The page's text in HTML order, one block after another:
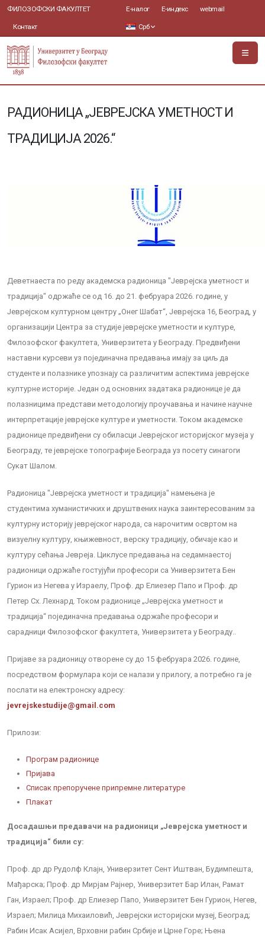
ФИЛОЗОФСКИ ФАКУЛТЕТ
Контакт
Е-налог Е-индекс webmail
Срб
РАДИОНИЦА „ЈЕВРЕЈСКА УМЕТНОСТ И
ТРАДИЦИЈА 2026.“
Деветнаеста по реду академска радионица "Јеврејска уметност и
традиција" одржаће се од 16. до 21. фебруара 2026. године, у
Јеврејском културном центру „Онег Шабат“, Јеврејска 16, Београд, у
организацији Центра за студије јеврејске уметности и културе,
Филозофског факултета, Универзитета у Београду. Предвиђени
наставни курсеви уз појединачна предавања имају за циљ да
студенте и полазнике упознају са различитим аспектима јеврејске
културне историје. Један од основних задатака радионице је да
полазницима представи методологију проучавања и начине научне
интерпретације јеврејске културе и уметности. Током академске
радионице предвиђени су обиласци Јеврејског историјског музеја у
Београду, те јеврејске топографије Београда уз посету синагоги
Сукат Шалом.
Радионица "Јеврејска уметност и традиција" намењена је
студентима хуманистичких и друштвених наука заинтересованим за
културну историју јеврејског народа, са нарочитим освртом на
визуелну културу, књижевност, верску традицију, обичаје као и
културу сећања Јевреја. Циклусе предавања на седамнаестој
радионици одржаће гостујући професори са Универзитета Бен
Гурион из Негева у Израелу, Проф. др Елиезер Папо и Проф. др
Петер Сх. Лехнард. Током радионице „Јеврејска уметност и
традиција“ појединачна предавања одржаће професори и
сарадници Филозофског факултета, Универзитета у Београду..
Пријаве за радионицу отворене су до 15 фебруара 2026. године,
посредством формулара који се налази у прилогу, а потребно га је
послати на електронску адресу:
jevrejskestudije@gmail.com
Прилози:
Програм радионице
Пријава
Списак препоручене припремне литературе
Плакат
Досадашњи предавачи на радионици „Јеврејска уметност и
традиција“ били су:
Проф. др др Рудолф Клајн, Универзитет Сент Иштван, Будимпешта,
Мађарска; Проф. др Мирјам Рајнер, Универзитет Бар Илан, Рамат
Ган, Израел; Проф. др Елиезер Папо, Универзитет Бен Гурион, Негев,
Израел; Милица Михаиловић, Јеврејски историјски музеј, Београд;
Рабин Исак Асијел, Врховни рабин Србије и Црне Горе; Њена